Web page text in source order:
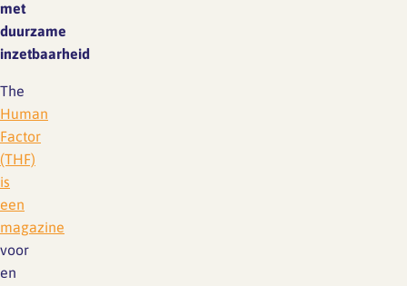
met
duurzame
inzetbaarheid
The
Human
Factor
(THF)
is
een
magazine
voor
en